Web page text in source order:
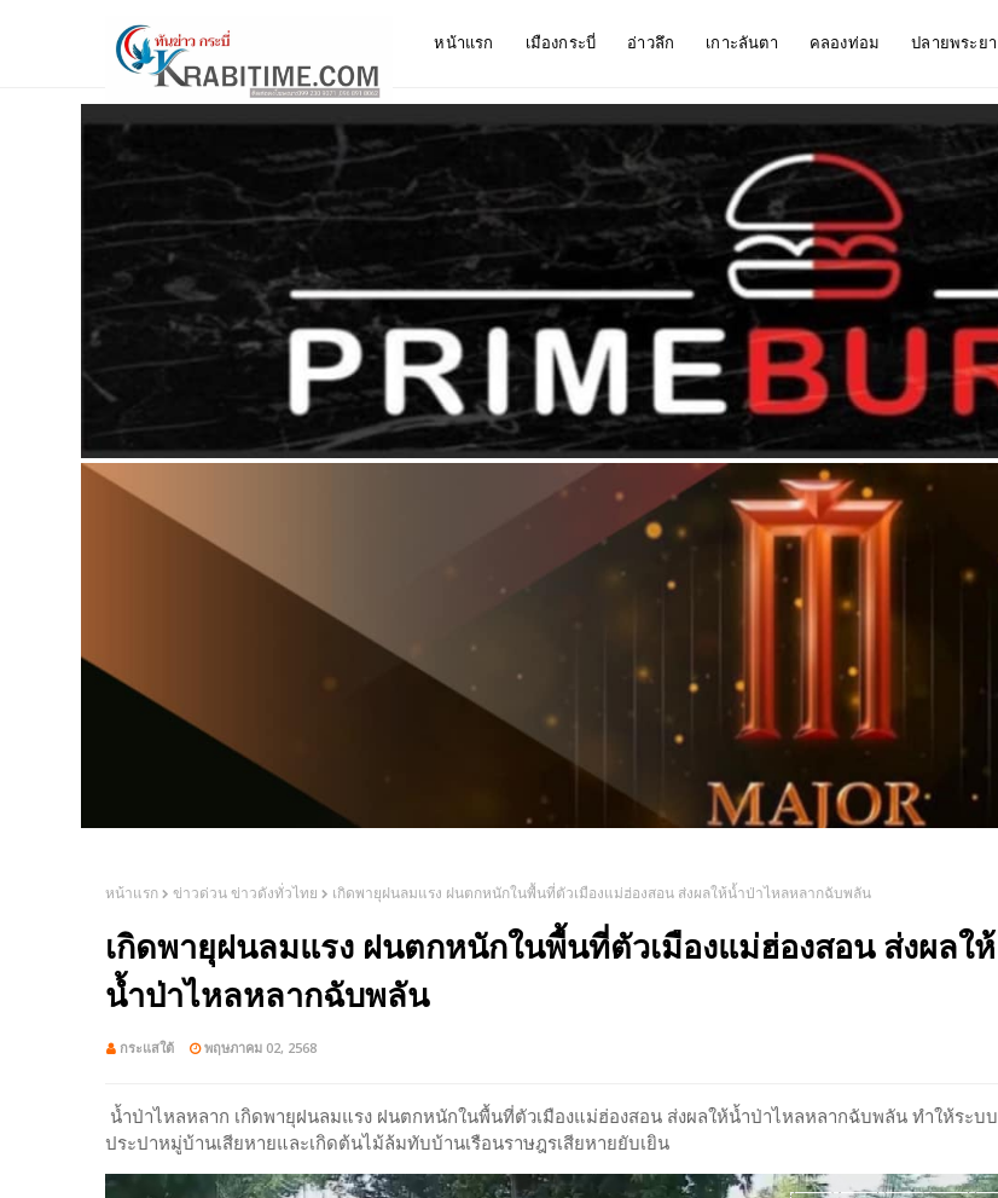
หน้าแรก เมืองกระบี่ อ่าวลึก เกาะลันตา คลองท่อม ปลายพระยา
หน้าแรก ข่าวด่วน ข่าวดังทั่วไทย เกิดพายุฝนลมแรง ฝนตกหนักในพื้นที่ตัวเมืองแม่ฮ่องสอน ส่งผลให้น้ำป่าไหลหลากฉับพลัน
เกิดพายุฝนลมแรง ฝนตกหนักในพื้นที่ตัวเมืองแม่ฮ่องสอน ส่งผลให้
น้ำป่าไหลหลากฉับพลัน
กระแสใต้ พฤษภาคม 02, 2568
น้ำป่าไหลหลาก เกิดพายุฝนลมแรง ฝนตกหนักในพื้นที่ตัวเมืองแม่ฮ่องสอน ส่งผลให้น้ำป่าไหลหลากฉับพลัน ทำให้ระบบ
ประปาหมู่บ้านเสียหายและเกิดต้นไม้ล้มทับบ้านเรือนราษฎรเสียหายยับเยิน